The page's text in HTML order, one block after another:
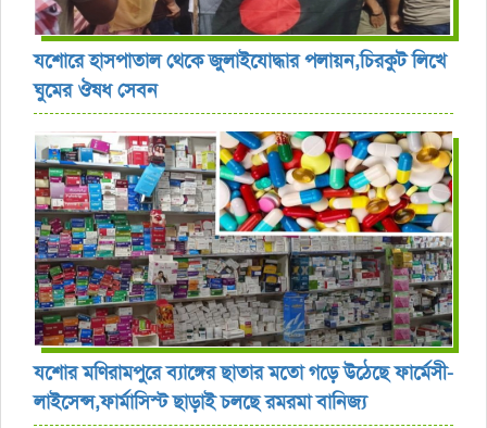
যশোরে হাসপাতাল থেকে জুলাইযোদ্ধার পলায়ন,চিরকুট লিখে
ঘুমের ঔষধ সেবন
যশোর ‎মণিরামপুরে ব্যাঙ্গের ছাতার মতো গড়ে উঠেছে ফার্মেসী-
লাইসেন্স,ফার্মাসিস্ট ছাড়াই চলছে রমরমা বানিজ্য ‎